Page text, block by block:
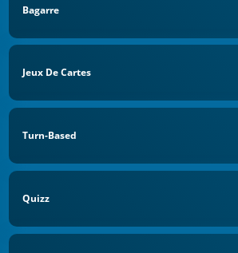
Bagarre
Jeux De Cartes
Turn-Based
Quizz